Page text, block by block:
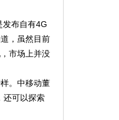
发布自有4G
，虽然目前
市场上并没
。中移动董
还可以探索